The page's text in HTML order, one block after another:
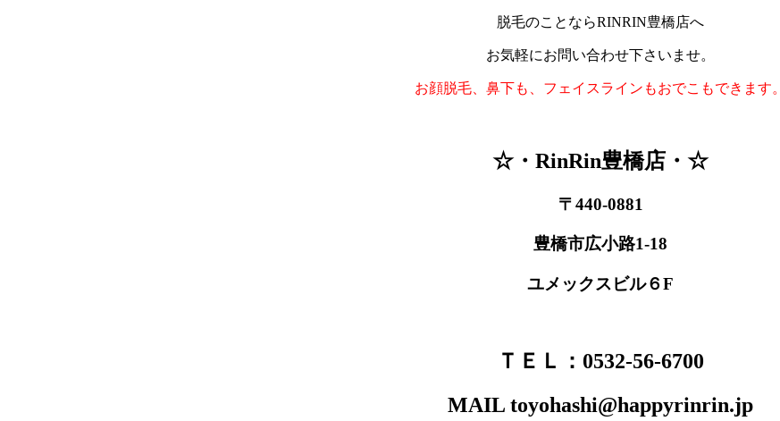
脱毛のことならRINRIN豊橋店へ
お気軽にお問い合わせ下さいませ。
お顔脱毛、鼻下も、フェイスラインもおでこもできます。
☆・RinRin豊橋店・☆
〒440-0881
豊橋市広小路1-18
ユメックスビル６F
ＴＥＬ：0532-56-6700
MAIL toyohashi@happyrinrin.jp